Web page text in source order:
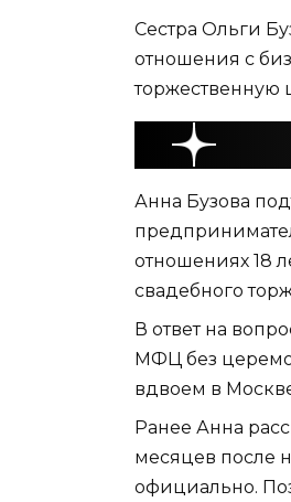
Сестра Ольги
отношения с
торжественную
Анна Бузова
отношениях 18
свадебного
В ответ на
МФЦ без
вдвоем в
Ранее Анна
месяцев после
официально.